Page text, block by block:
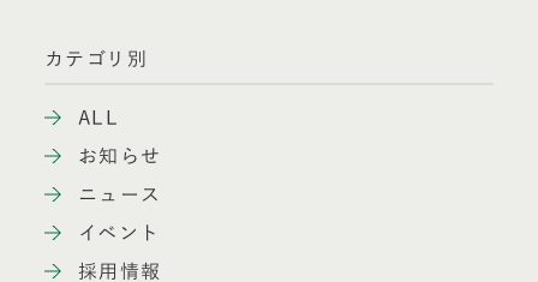
カテゴリ別
ALL
お知らせ
ニュース
イベント
採用情報